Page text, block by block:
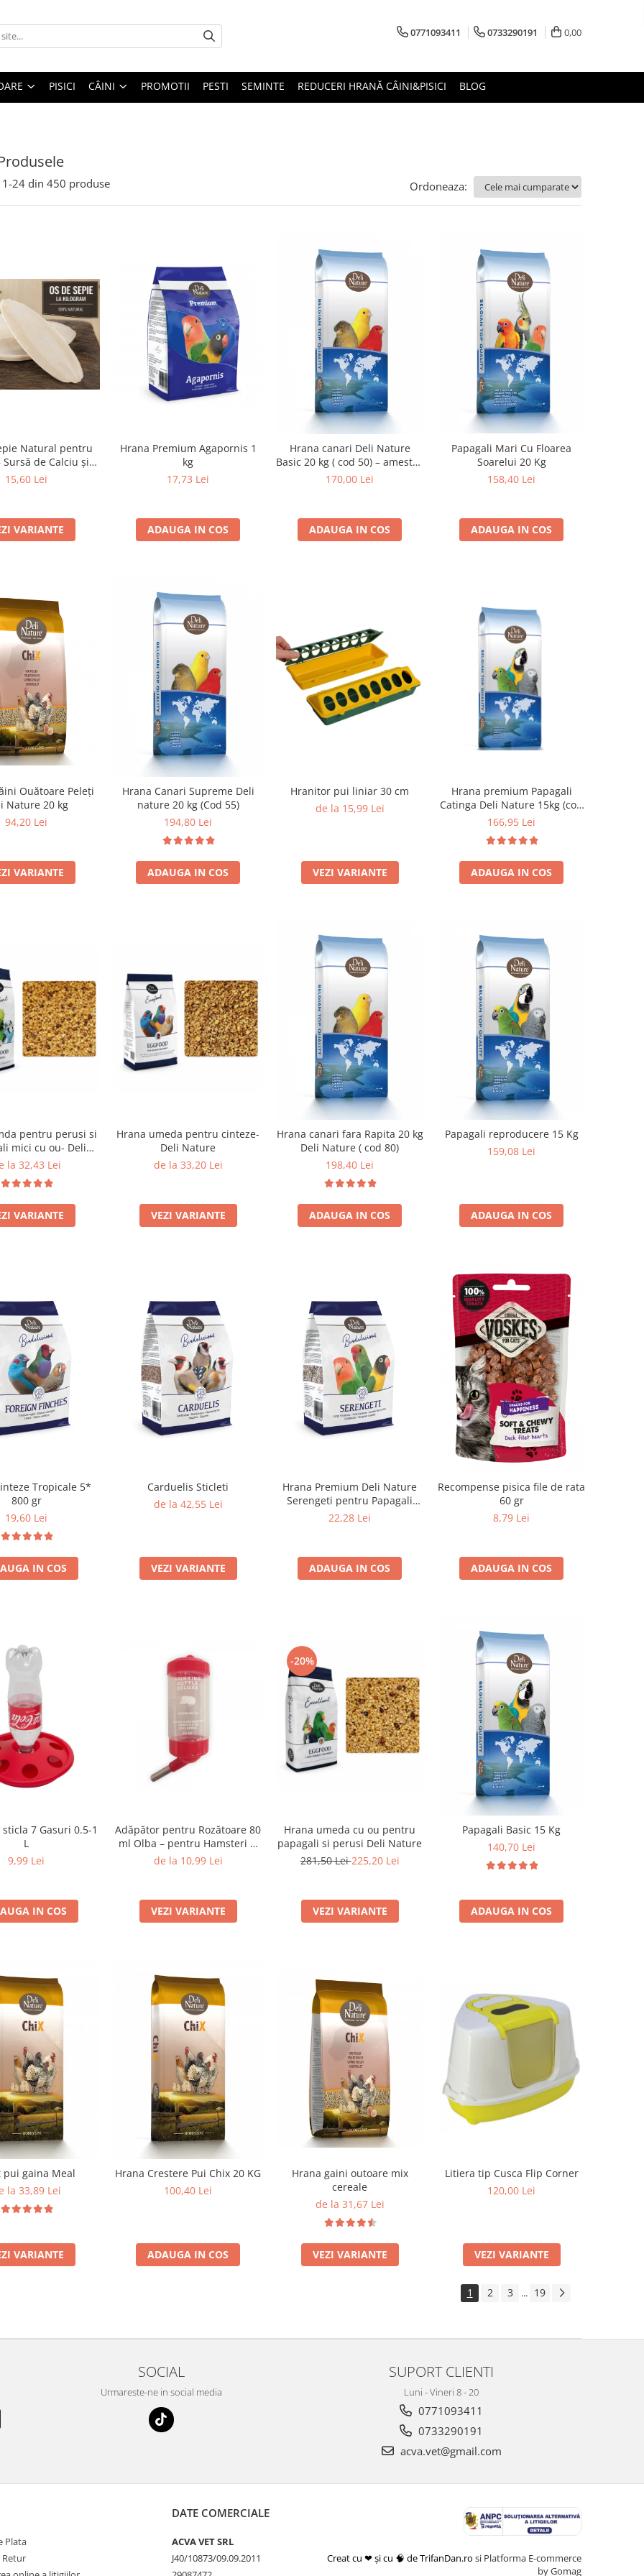
0771093411 0733290191 0,00
PISICI CÂINI PROMOTII PESTI SEMINTE REDUCERI HRANĂ CÂINI&PISICI BLOG
1-24 din 450 produse Ordoneaza:
Natural pentru
Sursă de Calciu și
Minerale - 100 grame
15,60 Lei
VARIANTE
Hrana Premium Agapornis 1
kg
17,73 Lei
ADAUGA IN COS
Hrana canari Deli Nature
Basic 20 kg ( cod 50) – amestec
seminte pentru hranire zilnica
170,00 Lei
ADAUGA IN COS
Papagali Mari Cu Floarea
Soarelui 20 Kg
158,40 Lei
ADAUGA IN COS
Ouătoare Peleți
Nature 20 kg
94,20 Lei
VARIANTE
Hrana Canari Supreme Deli
nature 20 kg (Cod 55)
194,80 Lei
ADAUGA IN COS
Hranitor pui liniar 30 cm
de la 15,99 Lei
VEZI VARIANTE
Hrana premium Papagali
Catinga Deli Nature 15kg (cod
24)
166,95 Lei
ADAUGA IN COS
pentru perusi si
mici cu ou- Deli
Eggfood
la 32,43 Lei
VARIANTE
Hrana umeda pentru cinteze-
Deli Nature
de la 33,20 Lei
VEZI VARIANTE
Hrana canari fara Rapita 20 kg
Deli Nature ( cod 80)
198,40 Lei
ADAUGA IN COS
Papagali reproducere 15 Kg
159,08 Lei
ADAUGA IN COS
Tropicale 5*
800 gr
19,60 Lei
IN COS
Carduelis Sticleti
de la 42,55 Lei
VEZI VARIANTE
Hrana Premium Deli Nature
Serengeti pentru Papagali
Mici 800 g – Mix cu Fructe și
22,28 Lei
ADAUGA IN COS
Recompense pisica file de rata
60 gr
8,79 Lei
ADAUGA IN COS
7 Gasuri 0.5-1
L
9,99 Lei
IN COS
Adăpător pentru Rozătoare 80
ml Olba – pentru Hamsteri și
Animale Mici
de la 10,99 Lei
VEZI VARIANTE
-20%
Hrana umeda cu ou pentru
papagali si perusi Deli Nature
281,50 Lei225,20 Lei
VEZI VARIANTE
Papagali Basic 15 Kg
140,70 Lei
ADAUGA IN COS
pui gaina Meal
la 33,89 Lei
VARIANTE
Hrana Crestere Pui Chix 20 KG
100,40 Lei
ADAUGA IN COS
Hrana gaini outoare mix
cereale
de la 31,67 Lei
VEZI VARIANTE
Litiera tip Cusca Flip Corner
120,00 Lei
VEZI VARIANTE
1 2 3 ... 19
SOCIAL
Urmareste-ne in social media
SUPORT CLIENTI
Luni - Vineri 8 - 20
0771093411
0733290191
acva.vet@gmail.com
Plata
Retur
DATE COMERCIALE
ACVA VET SRL
J40/10873/09.09.2011
Creat cu ❤ și cu 🧠 de TrifanDan.ro si Platforma E-commerce
by Gomag